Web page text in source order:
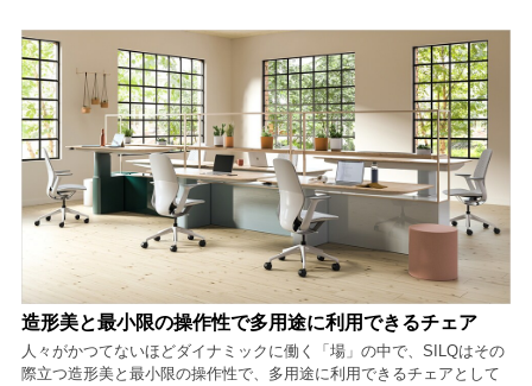
造形美と最小限の操作性で多用途に利用できるチェア
人々がかつてないほどダイナミックに働く「場」の中で、SILQはその
際立つ造形美と最小限の操作性で、多用途に利用できるチェアとして